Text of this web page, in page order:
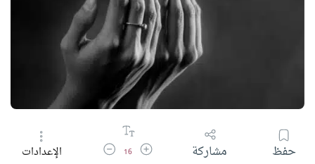
حفظ مشاركة زيادة حجم الخط
16 تقليل حجم الخطالإعدادات